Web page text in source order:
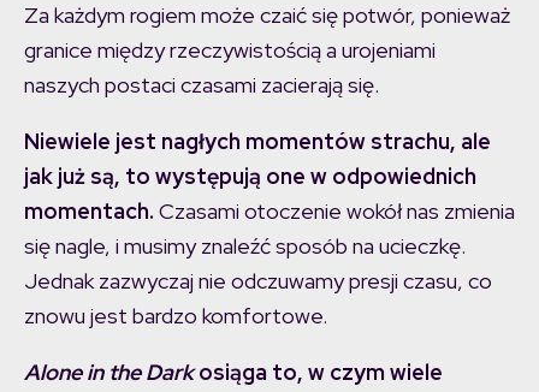
Za każdym rogiem może czaić się potwór, ponieważ
granice między rzeczywistością a urojeniami
naszych postaci czasami zacierają się.
Niewiele jest nagłych momentów strachu, ale
jak już są, to występują one w odpowiednich
momentach. Czasami otoczenie wokół nas zmienia
się nagle, i musimy znaleźć sposób na ucieczkę.
Jednak zazwyczaj nie odczuwamy presji czasu, co
znowu jest bardzo komfortowe.
Alone in the Darkosiąga to, w czym wiele